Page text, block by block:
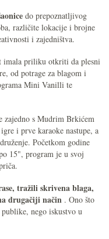
do prepoznatljivog
različite lokacije i brojne
i zajedništva.
imala priliku otkriti da plesni
od potrage za blagom i
Mini Vanilli te
zajedno s Mudrim Brkićem
i prve karaoke nastupe, a
Početkom godine
15", program je u svoj
tražili skrivena blaga,
drugačiji način . Ono što
nego iskustvo u
nema